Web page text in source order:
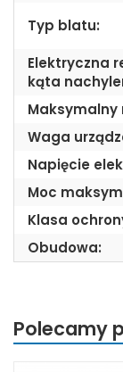
Typ blatu:
Elektryczna
kąta
Maksymalny
Waga
Napięcie
Moc
Klasa
Obudowa:
Polecamy